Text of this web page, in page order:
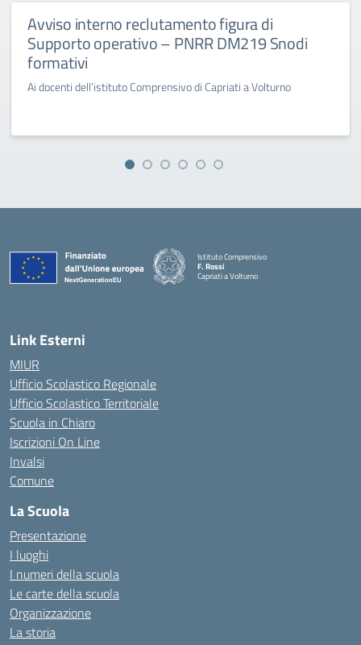
Avviso interno reclutamento figura di
Supporto operativo – PNRR DM219 Snodi
formativi
Ai docenti dell’istituto Comprensivo di Capriati a Volturno
Istituto Comprensivo
F. Rossi
Capriati a Volturno
— Visita la pagina iniziale della scuola
Link Esterni
MIUR
Ufficio Scolastico Regionale
Ufficio Scolastico Territoriale
Scuola in Chiaro
Iscrizioni On Line
Invalsi
Comune
La Scuola
Presentazione
I luoghi
I numeri della scuola
Le carte della scuola
Organizzazione
La storia